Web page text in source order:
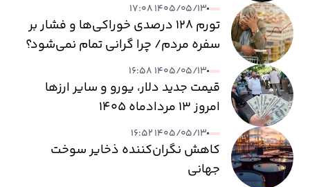
۱۴۰۵/۰۵/۱۳ ۱۷:۰۸
تورم ۱۲۸ درصدی خوراکی‌ها و فشار بر
سفره مردم/ چرا گرانی تمام نمی‌شود؟
۱۴۰۵/۰۵/۱۳ ۱۶:۵۸
قیمت جدید دلار، یورو و سایر ارزها
امروز ۱۳ مردادماه ۱۴۰۵
۱۴۰۵/۰۵/۱۳ ۱۶:۵۲
کاهش نگران‌کننده ذخایر سوخت
جهانی